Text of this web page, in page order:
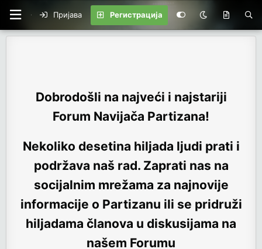
Пријава Регистрација
Dobrodošli na najveći i najstariji
Forum Navijača Partizana!
Nekoliko desetina hiljada ljudi prati i
podržava naš rad. Zaprati nas na
socijalnim mrežama za najnovije
informacije o Partizanu ili se pridruži
hiljadama članova u diskusijama na
našem Forumu